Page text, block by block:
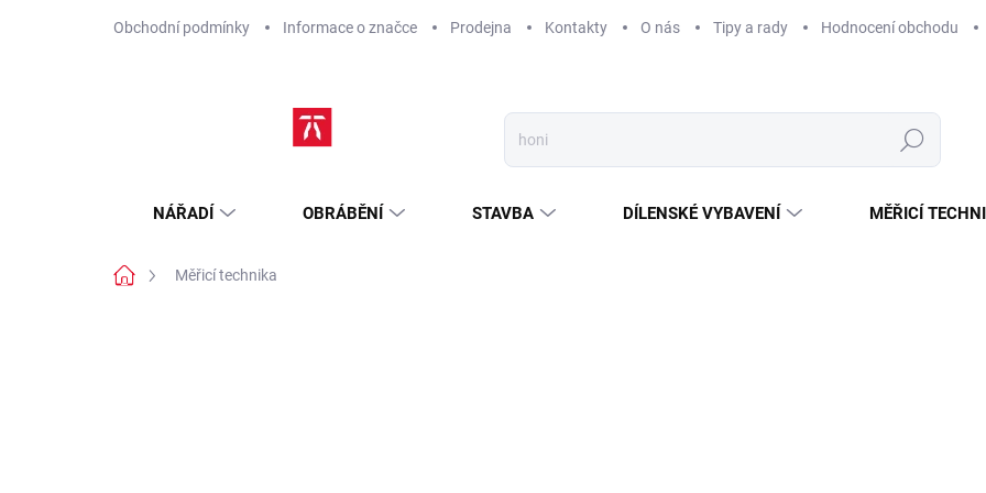
Obchodní podmínky Informace o značce Prodejna Kontakty O nás Tipy a rady Hodnocení obchodu
Hledat
NÁŘADÍ OBRÁBĚNÍ STAVBA DÍLENSKÉ VYBAVENÍ MĚŘICÍ
Domů Měřicí technika